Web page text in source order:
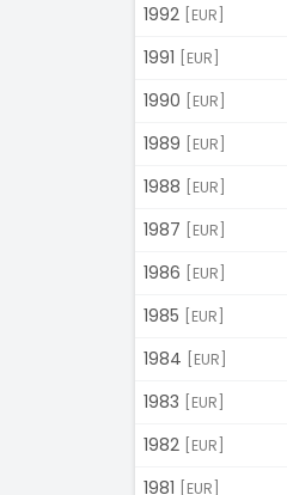
1992
[EUR]
1991
[EUR]
1990
[EUR]
1989
[EUR]
1988
[EUR]
1987
[EUR]
1986
[EUR]
1985
[EUR]
1984
[EUR]
1983
[EUR]
1982
[EUR]
1981
[EUR]